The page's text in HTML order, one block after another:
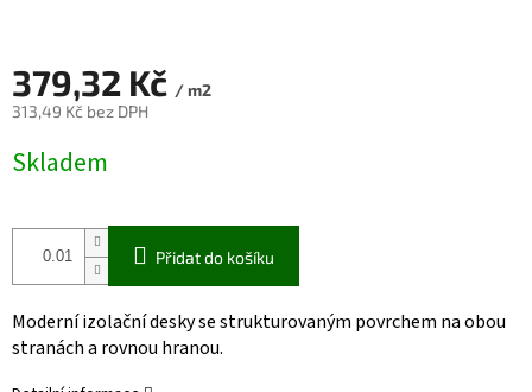
379,32 Kč / m2
313,49 Kč bez DPH
cena:
Skladem
Přidat do košíku
Moderní izolační desky se strukturovaným povrchem na obou
stranách a rovnou hranou.